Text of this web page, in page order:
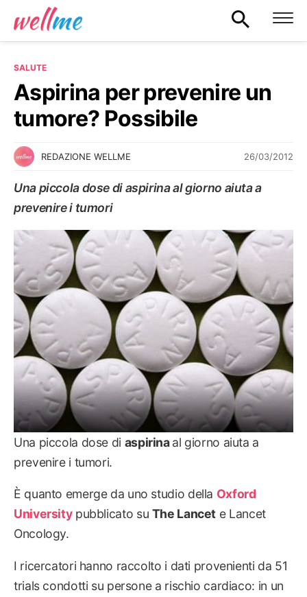
SALUTE
Aspirina per prevenire un
tumore? Possibile
REDAZIONE WELLME 26/03/2012
Una piccola dose di aspirina al giorno aiuta a
prevenire i tumori
SALUTE
Una piccola dose di aspirinaal giorno aiuta a
prevenire i tumori.
È quanto emerge da uno studio della Oxford
Universitypubblicato su The Lancet e Lancet
Oncology.
I ricercatori hanno raccolto i dati provenienti da 51
trials condotti su persone a rischio cardiaco: in un